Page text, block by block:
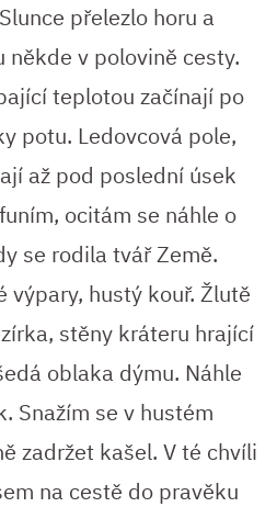
přelezlo horu a
někde v polovině cesty.
teplotou začínají po
potu. Ledovcová pole,
až pod poslední úsek
ocitám se náhle o
se rodila tvář Země.
výpary, hustý kouř. Žlutě
stěny kráteru hrající
oblaka dýmu. Náhle
Snažím se v hustém
zadržet kašel. V té chvíli
na cestě do pravěku